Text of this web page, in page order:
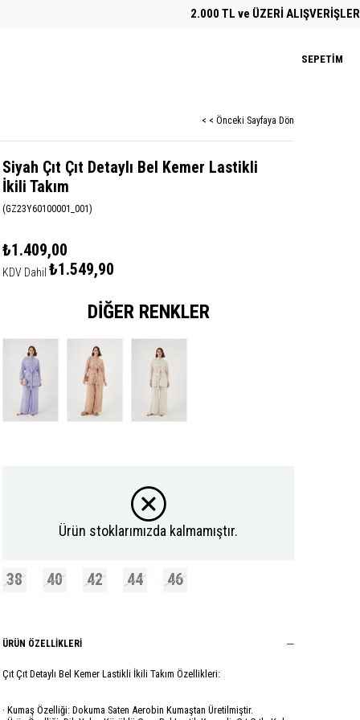
2.000 TL ve ÜZERİ ALIŞVERİŞLERDE
SEPETIM
< < Önceki Sayfaya Dön
Siyah Çıt Çıt Detaylı Bel Kemer Lastikli
İkili Takım
(GZ23Y60100001_001)
₺1.409,00
KDV Dahil ₺1.549,90
DIĞER RENKLER
Ürün stoklarımızda kalmamıştır.
38 40 42 44 46
ÜRÜN ÖZELLIKLERI
Çıt Çıt Detaylı Bel Kemer Lastikli İkili Takım Özellikleri:
· Kumaş Özelliği: Dokuma Saten Aerobin Kumaştan Üretilmiştir.